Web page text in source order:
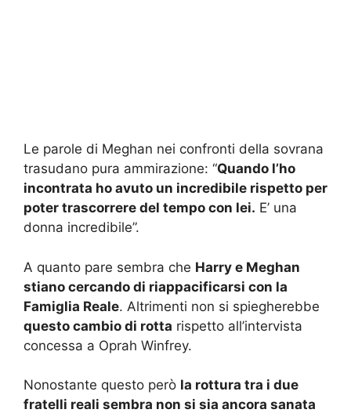
Le parole di Meghan nei confronti della sovrana
trasudano pura ammirazione: “Quando l’ho
incontrata ho avuto un incredibile rispetto per
poter trascorrere del tempo con lei. E’ una
donna incredibile”.
A quanto pare sembra che Harry e Meghan
stiano cercando di riappacificarsi con la
Famiglia Reale. Altrimenti non si spiegherebbe
questo cambio di rotta rispetto all’intervista
concessa a Oprah Winfrey.
Nonostante questo però la rottura tra i due
fratelli reali sembra non si sia ancora sanata